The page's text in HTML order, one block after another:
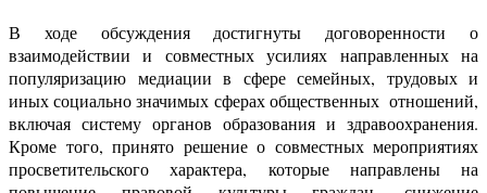
В ходе обсуждения достигнуты договоренности о
взаимодействии и совместных усилиях направленных на
популяризацию медиации в сфере семейных, трудовых и
иных социально значимых сферах общественных отношений,
включая систему органов образования и здравоохранения.
Кроме того, принято решение о совместных мероприятиях
просветительского характера, которые направлены на